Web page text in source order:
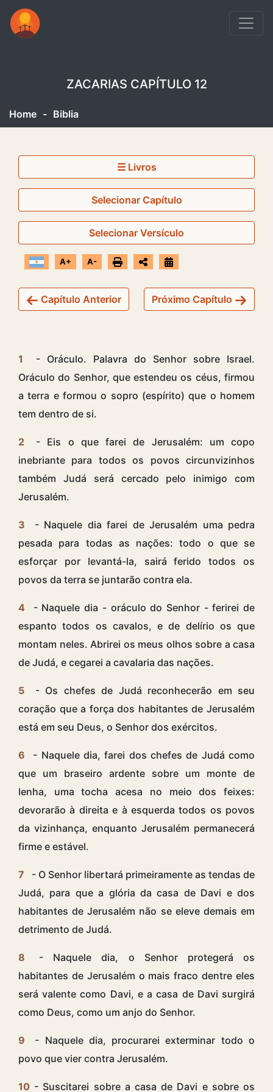
ZACARIAS CAPÍTULO 12
Home - Biblia
☰ Livros
Selecionar Capítulo
Selecionar Versículo
A+ A-
Capítulo Anterior Próximo Capítulo
1
- Oráculo. Palavra do Senhor sobre Israel.
Oráculo do Senhor, que estendeu os céus, firmou
a terra e formou o sopro (espírito) que o homem
tem dentro de si.
2
- Eis o que farei de Jerusalém: um copo
inebriante para todos os povos circunvizinhos
também Judá será cercado pelo inimigo com
Jerusalém.
3
- Naquele dia farei de Jerusalém uma pedra
pesada para todas as nações: todo o que se
esforçar por levantá-la, sairá ferido todos os
povos da terra se juntarão contra ela.
4
- Naquele dia - oráculo do Senhor - ferirei de
espanto todos os cavalos, e de delírio os que
montam neles. Abrirei os meus olhos sobre a casa
de Judá, e cegarei a cavalaria das nações.
5
- Os chefes de Judá reconhecerão em seu
coração que a força dos habitantes de Jerusalém
está em seu Deus, o Senhor dos exércitos.
6
- Naquele dia, farei dos chefes de Judá como
que um braseiro ardente sobre um monte de
lenha, uma tocha acesa no meio dos feixes:
devorarão à direita e à esquerda todos os povos
da vizinhança, enquanto Jerusalém permanecerá
firme e estável.
7
- O Senhor libertará primeiramente as tendas de
Judá, para que a glória da casa de Davi e dos
habitantes de Jerusalém não se eleve demais em
detrimento de Judá.
8
- Naquele dia, o Senhor protegerá os
habitantes de Jerusalém o mais fraco dentre eles
será valente como Davi, e a casa de Davi surgirá
como Deus, como um anjo do Senhor.
9
- Naquele dia, procurarei exterminar todo o
povo que vier contra Jerusalém.
10 - Suscitarei sobre a casa de Davi e sobre os